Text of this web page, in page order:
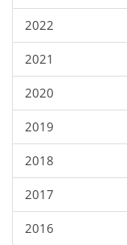
2022
2021
2020
2019
2018
2017
2016